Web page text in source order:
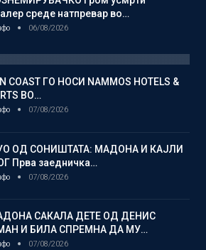
среде натпревар во…
06/08/2026
COAST ГО НОСИ NAMMOS HOTELS &
ВО…
07/08/2026
ОД СОНИШТАТА: МАДОНА И КАЈЛИ
Прва заедничка…
07/08/2026
САКАЛА ДЕТЕ ОД ДЕНИС
И БИЛА СПРЕМНА ДА МУ…
07/08/2026